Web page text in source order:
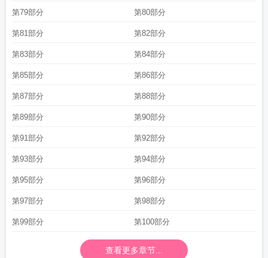
第79部分 第80部分
第81部分 第82部分
第83部分 第84部分
第85部分 第86部分
第87部分 第88部分
第89部分 第90部分
第91部分 第92部分
第93部分 第94部分
第95部分 第96部分
第97部分 第98部分
第99部分 第100部分
查看更多章节...